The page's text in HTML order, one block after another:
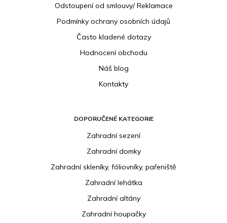
Odstoupení od smlouvy/ Reklamace
Podmínky ochrany osobních údajů
Často kladené dotazy
Hodnocení obchodu
Náš blog
Kontakty
DOPORUČENÉ KATEGORIE
Zahradní sezení
Zahradní domky
Zahradní skleníky, fóliovníky, pařeniště
Zahradní lehátka
Zahradní altány
Zahradní houpačky